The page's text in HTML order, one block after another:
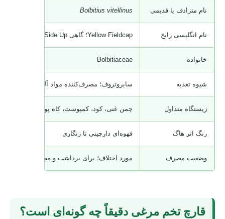
نام مترادف یا قدیمی Bolbitius vitellinus
نام انگلیسی رایج Yellow Fieldcap؛ گاهی Sunny Side Up
خانواده Bolbitiaceae
شیوه تغذیه ساپروتروف؛ مصرف‌کننده مواد آلی مرده و در
زیستگاه متداول چمن غنی، کود، کمپوست، کاه پوسیده و خاک
رنگ اثر هاگ قهوه‌ای دارچینی تا زنگاری
وضعیت مصرف مورد اختلاف؛ برای برداشت و مصرف توصیه
قارچ تخم مرغی دقیقاً چه گونه‌ای است؟